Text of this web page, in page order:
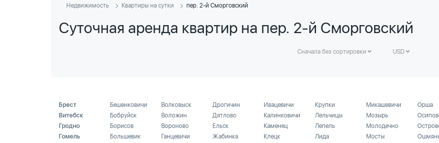
Недвижимость Квартиры на сутки пер. 2-й Сморговский
Суточная аренда квартир на пер. 2-й Сморговский
Сначала без сортировки USD
Брест
Витебск
Гродно
Гомель
Бешенковичи
Бобруйск
Борисов
Большевик
Волковыск
Воложин
Вороново
Ганцевичи
Дрогичин
Дятлово
Ельск
Жабинка
Ивацевичи
Калинковичи
Каменец
Клецк
Крупки
Лельчицы
Лепель
Лида
Микашевичи
Мозырь
Молодечно
Мосты
Орша